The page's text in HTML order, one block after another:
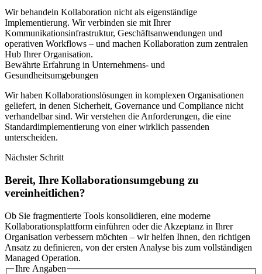
Wir behandeln Kollaboration nicht als eigenständige
Implementierung. Wir verbinden sie mit Ihrer
Kommunikationsinfrastruktur, Geschäftsanwendungen und
operativen Workflows – und machen Kollaboration zum zentralen
Hub Ihrer Organisation.
Bewährte Erfahrung in Unternehmens- und
Gesundheitsumgebungen
Wir haben Kollaborationslösungen in komplexen Organisationen
geliefert, in denen Sicherheit, Governance und Compliance nicht
verhandelbar sind. Wir verstehen die Anforderungen, die eine
Standardimplementierung von einer wirklich passenden
unterscheiden.
Nächster Schritt
Bereit, Ihre Kollaborationsumgebung zu
vereinheitlichen?
Ob Sie fragmentierte Tools konsolidieren, eine moderne
Kollaborationsplattform einführen oder die Akzeptanz in Ihrer
Organisation verbessern möchten – wir helfen Ihnen, den richtigen
Ansatz zu definieren, von der ersten Analyse bis zum vollständigen
Managed Operation.
Ihre Angaben